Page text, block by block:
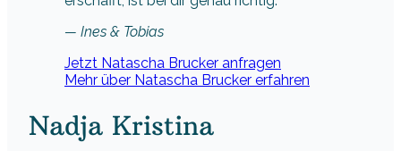
Nadja Kristina